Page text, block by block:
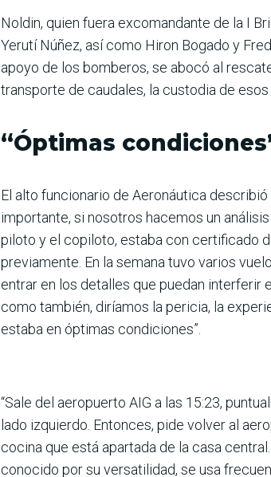
Noldin, quien fuera excomandante de la I
Yerutí Núñez, así como Hiron Bogado y
apoyo de los bomberos, se abocó al
transporte de caudales, la custodia de
“Óptimas
El alto funcionario de Aeronáutica
importante, si nosotros hacemos un
piloto y el copiloto, estaba con certificado
previamente. En la semana tuvo varios
entrar en los detalles que puedan interferir
como también, diríamos la pericia, la
estaba en óptimas condiciones”.
“Sale del aeropuerto AIG a las 15:23,
lado izquierdo. Entonces, pide volver al
cocina que está apartada de la casa
conocido por su versatilidad, se usa